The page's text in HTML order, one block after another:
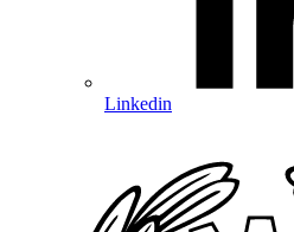
Linkedin